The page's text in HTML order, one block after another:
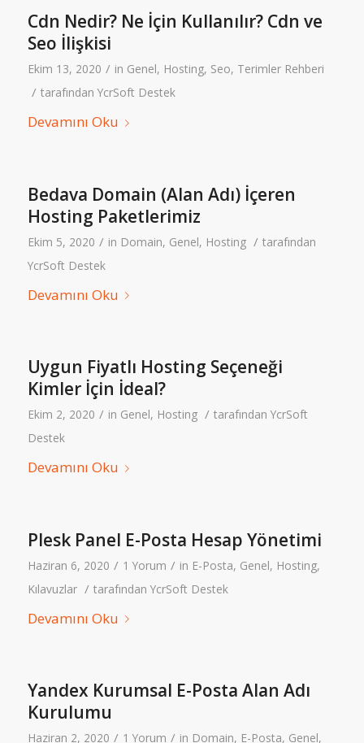
Cdn Nedir? Ne İçin Kullanılır? Cdn ve
Seo İlişkisi
Ekim 13, 2020 / in Genel, Hosting, Seo, Terimler Rehberi
/ tarafından YcrSoft Destek
Devamını Oku
Bedava Domain (Alan Adı) İçeren
Hosting Paketlerimiz
Ekim 5, 2020 / in Domain, Genel, Hosting / tarafından
YcrSoft Destek
Devamını Oku
Uygun Fiyatlı Hosting Seçeneği
Kimler İçin İdeal?
Ekim 2, 2020 / in Genel, Hosting / tarafından YcrSoft
Destek
Devamını Oku
Plesk Panel E-Posta Hesap Yönetimi
Haziran 6, 2020 / 1 Yorum / in E-Posta, Genel, Hosting,
Kılavuzlar / tarafından YcrSoft Destek
Devamını Oku
Yandex Kurumsal E-Posta Alan Adı
Kurulumu
Haziran 2, 2020 / 1 Yorum / in Domain, E-Posta, Genel,